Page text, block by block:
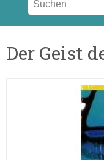
Der Geist